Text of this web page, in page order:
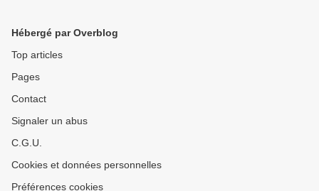
Hébergé par Overblog
Top articles
Pages
Contact
Signaler un abus
C.G.U.
Cookies et données personnelles
Préférences cookies